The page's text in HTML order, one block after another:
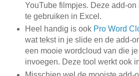
YouTube filmpjes. Deze add-on
te gebruiken in Excel.
Heel handig is ook Pro Word
wat tekst in je slide en de add-
een mooie wordcloud van die
invoegen. Deze tool werkt ook